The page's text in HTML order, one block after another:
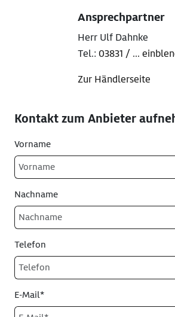
Ansprechpartner
Herr Ulf Dahnke
Tel.: 03831 / ...
Zur Händlerseite
Kontakt zum Anbieter
Vorname
Nachname
Telefon
E-Mail*